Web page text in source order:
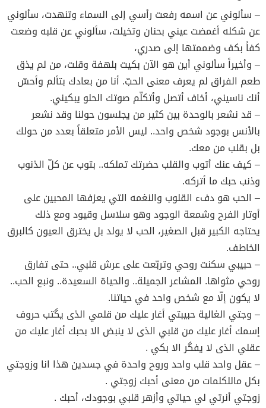
– سألوني عن اسمه رفعت رأسي إلى السماء وتنهدت، سألوني
عن شكله أغمضت عيني بحنان وتخيلت، سألوني عن قلبه وضعت
كفاً بكف وضممتها إلى صدري،
– وأخيراً سألوني أين هو الآن بكيت بلهفة وقلت، من لم يذق
طعم الفراق لم يعرف معنى الحبّ. أنا من بعادك بتألم وأحسّ
أنك ناسيني، أخاف أتصل وأتكلّم صوتك الحلو يبكيني.
– قد نشعر بالوحدة بين كثير من يجلسون حولنا وقد نشعر
بالأنس بوجود شخص واحد.. ليس الأمر متعلقاً بعدد من حولك
بل بقلب من معك.
– كيف عنك أتوب والقلب حضرتك تملكه.. بتوب عن كلّ الذنوب
وذنب حبك ما أتركه.
– الحب هو دفء القلوب والنغمه التي يعزفها المحبين على
أوتار الفرح وشمعة الوجود وهو سلاسل وقيود ومع ذلك
يحتاجه الكبير قبل الصغير، الحب لا يولد بل يخترق العيون كالبرق
الخاطف.
– حبيبي سكنت روحي وتربّعت على عرش قلبي.. حتى تفارق
روحي مثواها. المشاعر الجميلة.. والحياة السعيدة.. ونبع الحب..
لا يكون إلّا مع شخص واحد في حياتنا.
– وجتي الغالية حبيبتي أغار عليك من قلمي الذى يگتب حروف
إسمك أغار عليك من قلبي الذى لا ينبض الا بحبك أغار عليك من
عقلي الذى لا يفگر الا بكي .
– عقل واحد قلب واحد وروح واحدة في جسدين هذا انا وزوجتي
بكل ماللكلمات من معنى أحبك زوجتي .
زوجتي أنرتي لي حياتي وأزهر قلبي بوجودك، أحبك .